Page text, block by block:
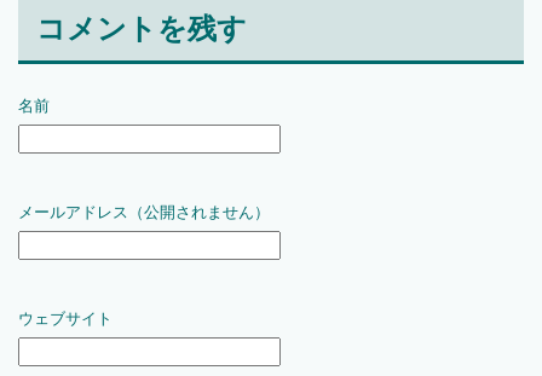
コメントを残す
名前
メールアドレス（公開されません）
ウェブサイト